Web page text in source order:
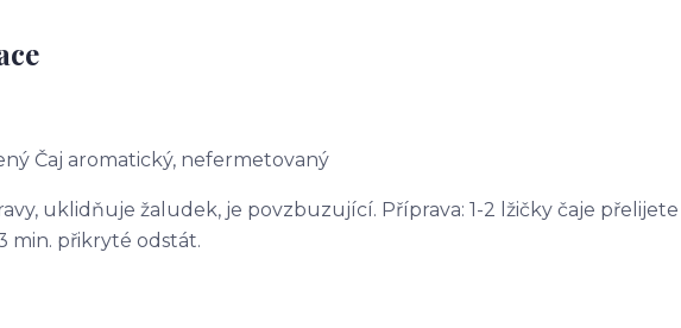
Čaj aromatický, nefermetovaný
uklidňuje žaludek, je povzbuzující. Příprava: 1-2 lžičky čaje přelijete
min. přikryté odstát.